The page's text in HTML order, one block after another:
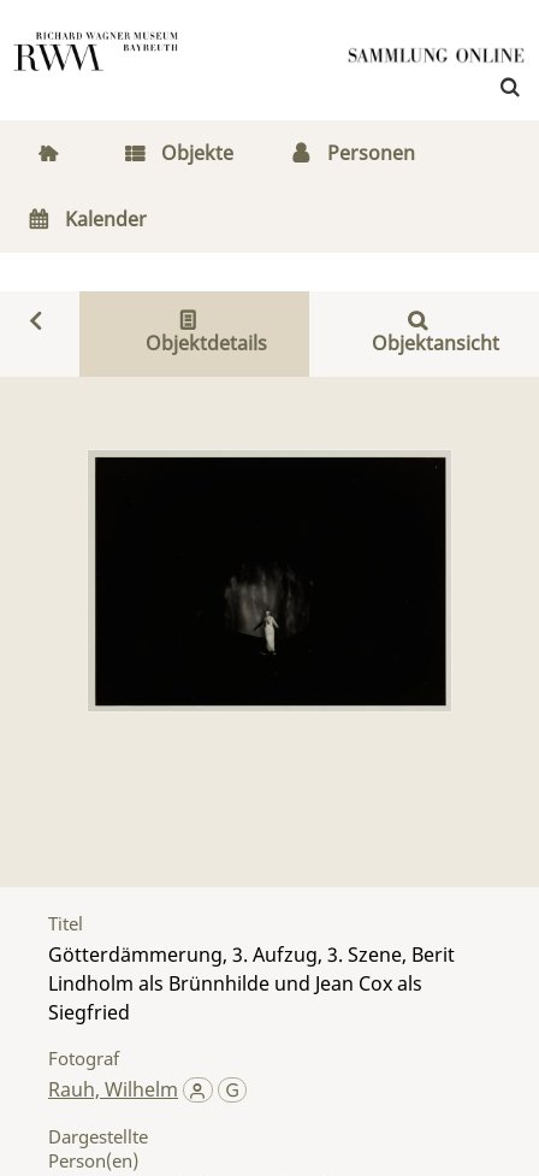
Objekte Personen
Kalender
Objektdetails Objektansicht
Titel
Götterdämmerung, 3. Aufzug, 3. Szene, Berit
Lindholm als Brünnhilde und Jean Cox als
Siegfried
Fotograf
Rauh, Wilhelm
Dargestellte
Person(en)